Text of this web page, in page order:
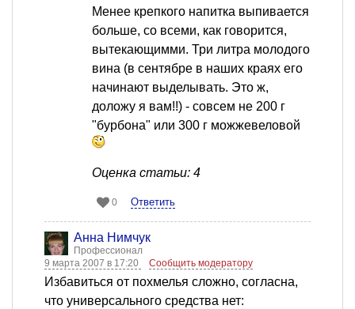
Менее крепкого напитка выпивается
больше, со всеми, как говорится,
вытекающимми. Три литра молодого
вина (в сентябре в наших краях его
начинают выделывать. Это ж,
доложу я вам!!) - совсем не 200 г
"бурбона" или 300 г можжевеловой
Оценка статьи: 4
0 Ответить
Анна Нимчук
Профессионал
9 марта 2007 в 17:20
Сообщить модератору
Избавиться от похмелья сложно, согласна,
что универсального средства нет: